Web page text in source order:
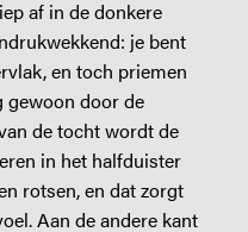
af in de donkere
je bent
en toch priemen
gewoon door de
de tocht wordt de
in het halfduister
rotsen, en dat zorgt
Aan de andere kant